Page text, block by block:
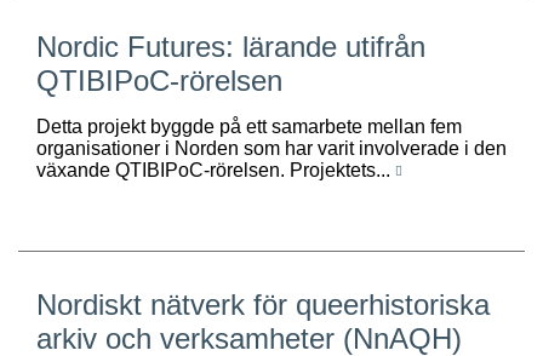
Nordic Futures: lärande utifrån
QTIBIPoC-rörelsen
Detta projekt byggde på ett samarbete mellan fem
organisationer i Norden som har varit involverade i den
växande QTIBIPoC-rörelsen. Projektets...
Nordiskt nätverk för queerhistoriska
arkiv och verksamheter (NnAQH)